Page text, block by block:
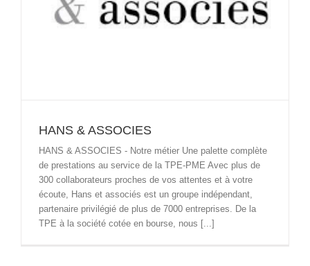
HANS & ASSOCIES
HANS & ASSOCIES - Notre métier Une palette complète
de prestations au service de la TPE-PME Avec plus de
300 collaborateurs proches de vos attentes et à votre
écoute, Hans et associés est un groupe indépendant,
partenaire privilégié de plus de 7000 entreprises. De la
TPE à la société cotée en bourse, nous [...]